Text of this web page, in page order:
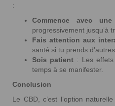
:
Commence avec
progressivement jusqu’à
Fais attention aux
santé si tu prends
Sois patient : Les
temps à se manifester.
Conclusion
Le CBD, c’est l’option